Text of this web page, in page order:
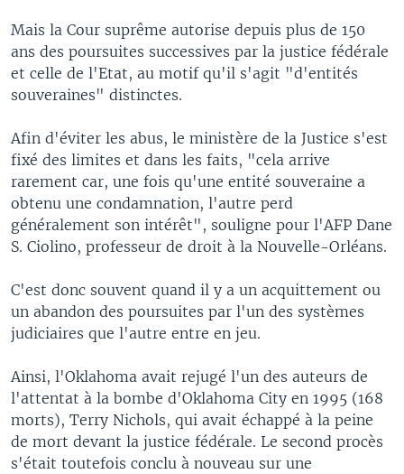
Mais la Cour suprême autorise depuis plus de 150
ans des poursuites successives par la justice fédérale
et celle de l'Etat, au motif qu'il s'agit "d'entités
souveraines" distinctes.
Afin d'éviter les abus, le ministère de la Justice s'est
fixé des limites et dans les faits, "cela arrive
rarement car, une fois qu'une entité souveraine a
obtenu une condamnation, l'autre perd
généralement son intérêt", souligne pour l'AFP Dane
S. Ciolino, professeur de droit à la Nouvelle-Orléans.
C'est donc souvent quand il y a un acquittement ou
un abandon des poursuites par l'un des systèmes
judiciaires que l'autre entre en jeu.
Ainsi, l'Oklahoma avait rejugé l'un des auteurs de
l'attentat à la bombe d'Oklahoma City en 1995 (168
morts), Terry Nichols, qui avait échappé à la peine
de mort devant la justice fédérale. Le second procès
s'était toutefois conclu à nouveau sur une